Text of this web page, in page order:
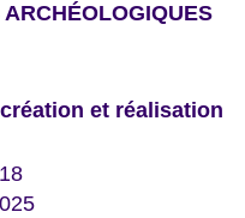
et réalisation